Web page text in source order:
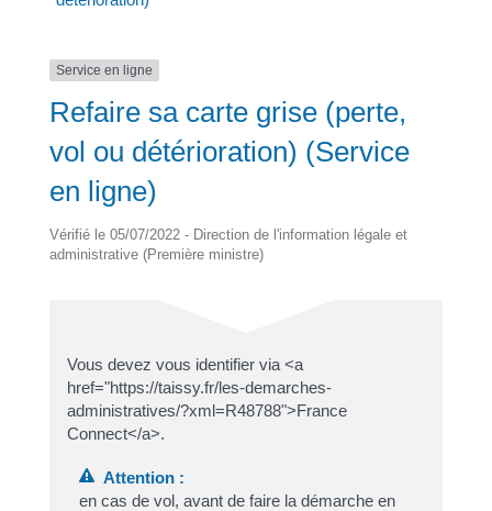
Service en ligne
Refaire sa carte grise (perte,
vol ou détérioration) (Service
en ligne)
Vérifié le 05/07/2022 - Direction de l'information légale et
administrative (Première ministre)
Vous devez vous identifier via <a
href="https://taissy.fr/les-demarches-
administratives/?xml=R48788">France
Connect</a>.
Attention :
en cas de vol, avant de faire la démarche en